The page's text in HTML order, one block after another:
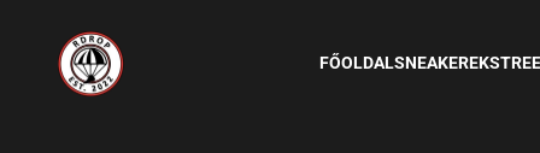
Rdrop
FŐOLDALSNEAKEREK